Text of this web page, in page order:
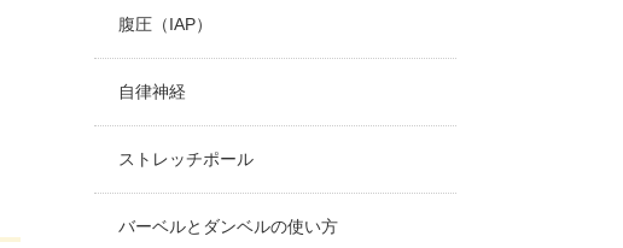
腹圧（IAP）
自律神経
ストレッチポール
バーベルとダンベルの使い方